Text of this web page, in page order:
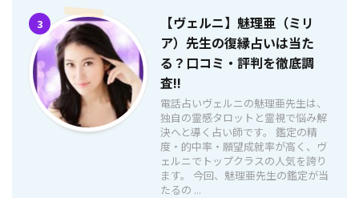
3
【ヴェルニ】魅理亜（ミリ
ア）先生の復縁占いは当た
る？口コミ・評判を徹底調
査!!
電話占いヴェルニの魅理亜先生は、
独自の霊感タロットと霊視で悩み解
決へと導く占い師です。 鑑定の精
度・的中率・願望成就率が高く、ヴ
ェルニでトップクラスの人気を誇り
ます。 今回、魅理亜先生の鑑定が当
たるの ...